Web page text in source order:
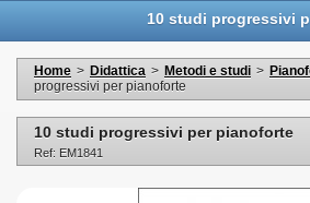
Home > Didattica > Metodi e studi >
progressivi per pianoforte
10 studi progressivi per pianoforte
Ref: EM1841